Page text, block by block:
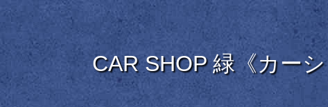
CAR SHOP 緑《カー